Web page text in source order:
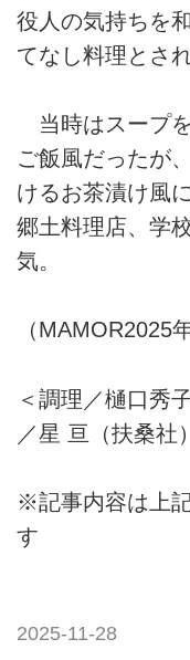
役人の気持ちを
てなし料理とされ
当時はスープ
ご飯風だったが
けるお茶漬け風
郷土料理店、学
気。
（MAMOR2025
＜調理／樋口
／星 亘（扶桑
※記事内容は上
す
2025-11-28